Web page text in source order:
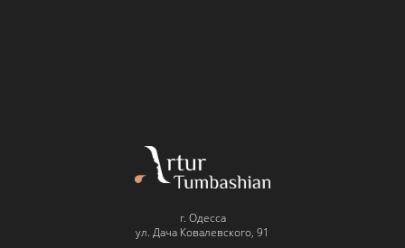
г. Одесса
ул. Дача Ковалевского, 91